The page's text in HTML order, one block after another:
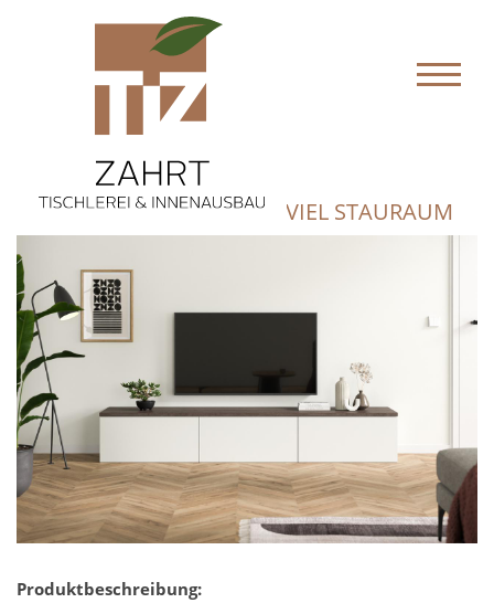
LOWBOARD, BESONDERS VIEL STAURAUM
Produktbeschreibung: